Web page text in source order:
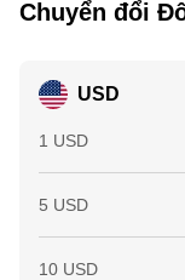
Chuyển đổi
USD
1 USD
5 USD
10 USD